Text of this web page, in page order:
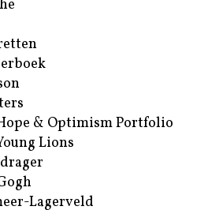
& Optimism Portfolio
Lions
Lagerveld